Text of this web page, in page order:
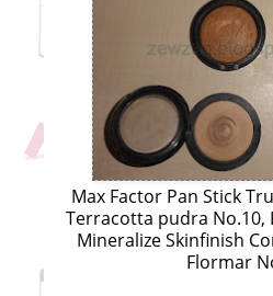
Max Factor Pan Stick
Terracotta pudra No.10,
Mineralize Skinfinish
Flormar